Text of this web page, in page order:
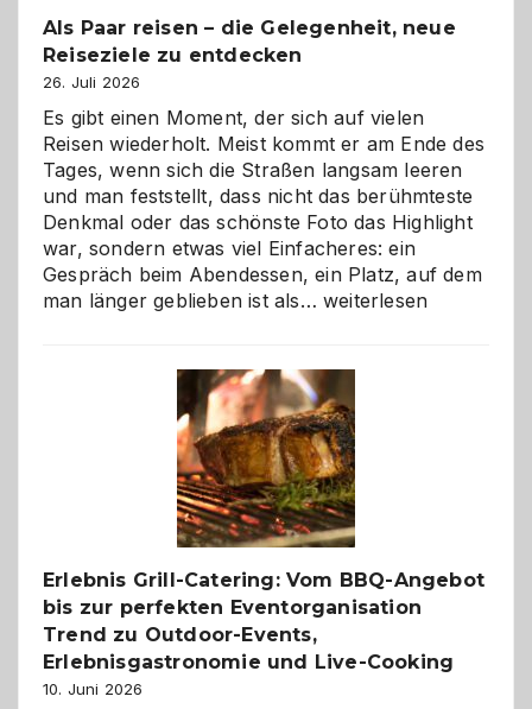
Als Paar reisen – die Gelegenheit, neue
Reiseziele zu entdecken
26. Juli 2026
Es gibt einen Moment, der sich auf vielen
Reisen wiederholt. Meist kommt er am Ende des
Tages, wenn sich die Straßen langsam leeren
und man feststellt, dass nicht das berühmteste
Denkmal oder das schönste Foto das Highlight
war, sondern etwas viel Einfacheres: ein
Gespräch beim Abendessen, ein Platz, auf dem
man länger geblieben ist als… Als
–
die
Gelegenheit,
neue
Reiseziele
zu
entdecken
weiterlesen
Erlebnis Grill-Catering: Vom BBQ-Angebot
bis zur perfekten Eventorganisation
Trend zu Outdoor-Events,
Erlebnisgastronomie und Live-Cooking
10. Juni 2026